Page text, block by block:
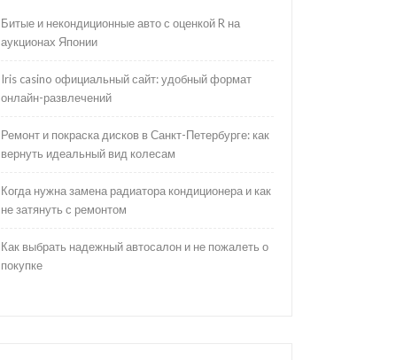
Битые и некондиционные авто с оценкой R на
аукционах Японии
Iris casino официальный сайт: удобный формат
онлайн-развлечений
Ремонт и покраска дисков в Санкт-Петербурге: как
вернуть идеальный вид колесам
Когда нужна замена радиатора кондиционера и как
не затянуть с ремонтом
Как выбрать надежный автосалон и не пожалеть о
покупке